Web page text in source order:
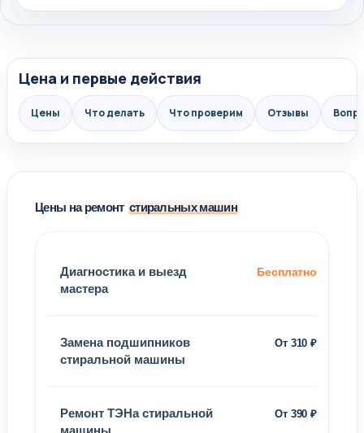
Цена и первые действия
Цены Что делать Что проверим Отзывы
Цены на ремонт стиральных машин
Диагностика и выезд
мастера
Бесплатно
Замена подшипников
стиральной машины
От 310 ₽
Ремонт ТЭНа стиральной
машины
От 390 ₽